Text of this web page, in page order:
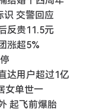
识 交警回应
反贵11.5元
涨超5%
达用户超过1亿
女单世一
起飞前爆胎